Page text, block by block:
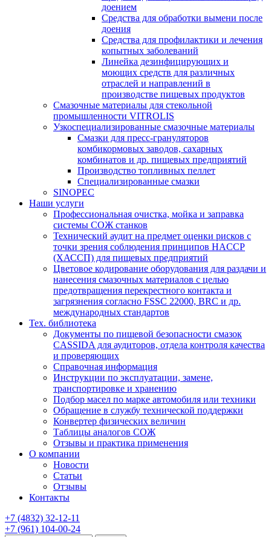
доением
Средства для обработки вымени после
доения
Средства для профилактики и лечения
копытных заболеваний
Линейка дезинфицирующих и
моющих средств для различных
отраслей и направлений в
производстве пищевых продуктов
Смазочные материалы для стекольной
промышленности VITROLIS
Узкоспециализированные смазочные материалы
Смазки для пресс-грануляторов
комбикормовых заводов, сахарных
комбинатов и др. пищевых предприятий
Производство топливных пеллет
Специализированные смазки
SINOPEC
Наши услуги
Профессиональная очистка, мойка и заправка
системы СОЖ станков
Технический аудит на предмет оценки рисков с
точки зрения соблюдения принципов HACCP
(ХАССП) для пищевых предприятий
Цветовое кодирование оборудования для раздачи и
нанесения смазочных материалов с целью
предотвращения перекрестного контакта и
загрязнения согласно FSSC 22000, BRC и др.
международных стандартов
Тех. библиотека
Документы по пищевой безопасности смазок
CASSIDA для аудиторов, отдела контроля качества
и проверяющих
Справочная информация
Инструкции по эксплуатации, замене,
транспортировке и хранению
Подбор масел по марке автомобиля или техники
Обращение в службу технической поддержки
Конвертер физических величин
Таблицы аналогов СОЖ
Отзывы и практика применения
О компании
Новости
Статьи
Отзывы
Контакты
+7 (4832) 32-12-11
+7 (961) 104-00-24